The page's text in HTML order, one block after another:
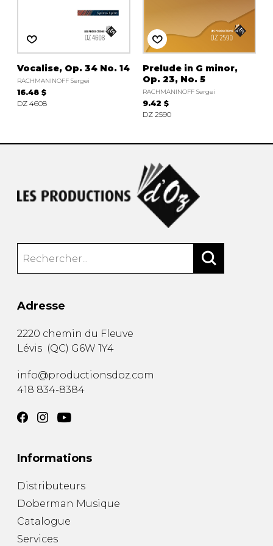
AUTRES PRODUITS
Vocalise, Op. 34 No. 14
RACHMANINOFF Sergei
16.48 $
DZ 4608
Prelude in G minor,
Op. 23, No. 5
RACHMANINOFF Sergei
9.42 $
DZ 2590
Adresse
2220 chemin du Fleuve
Lévis (QC) G6W 1Y4
info@productionsdoz.com
418 834-8384
Informations
Distributeurs
Doberman Musique
Catalogue
Services